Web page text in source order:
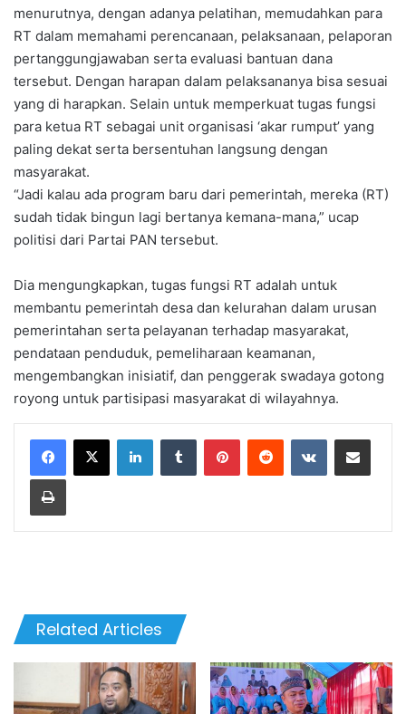
menurutnya, dengan adanya pelatihan, memudahkan para
RT dalam memahami perencanaan, pelaksanaan, pelaporan
pertanggungjawaban serta evaluasi bantuan dana
tersebut. Dengan harapan dalam pelaksananya bisa sesuai
yang di harapkan. Selain untuk memperkuat tugas fungsi
para ketua RT sebagai unit organisasi ‘akar rumput’ yang
paling dekat serta bersentuhan langsung dengan
masyarakat.
“Jadi kalau ada program baru dari pemerintah, mereka (RT)
sudah tidak bingun lagi bertanya kemana-mana,” ucap
politisi dari Partai PAN tersebut.
Dia mengungkapkan, tugas fungsi RT adalah untuk
membantu pemerintah desa dan kelurahan dalam urusan
pemerintahan serta pelayanan terhadap masyarakat,
pendataan penduduk, pemeliharaan keamanan,
mengembangkan inisiatif, dan penggerak swadaya gotong
royong untuk partisipasi masyarakat di wilayahnya.
Related Articles